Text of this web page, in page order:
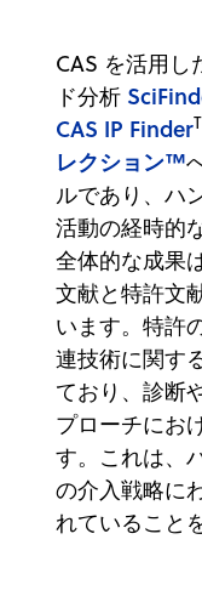
CAS を活用し
ド分析
CAS IP Finder
レクション™
ルであり、ハ
活動の経時的
全体的な成果
文献と特許文
います。特許
連技術に関す
ており、診断
プローチにお
す。これは、
の介入戦略に
れていること